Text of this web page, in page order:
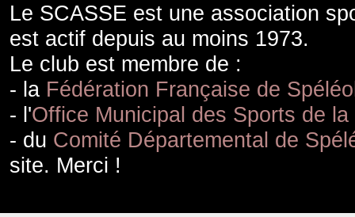
Le SCASSE est une association
est actif depuis au moins 1973.
Le club est membre de :
- la Fédération Française de
- l'Office Municipal des Sports de
- du Comité Départemental de
site. Merci !